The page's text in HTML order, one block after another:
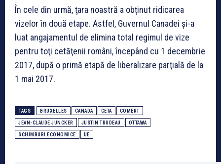
În cele din urmă, ţara noastră a obţinut ridicarea
vizelor în două etape. Astfel, Guvernul Canadei şi-a
luat angajamentul de elimina total regimul de vize
pentru toţi cetăţenii români, începând cu 1 decembrie
2017, după o primă etapă de liberalizare parţială de la
1 mai 2017.
TAGS BRUXELLES CANADA CETA COMERT
JEAN-CLAUDE JUNCKER JUSTIN TRUDEAU OTTAWA
SCHIMBURI ECONOMICE UE